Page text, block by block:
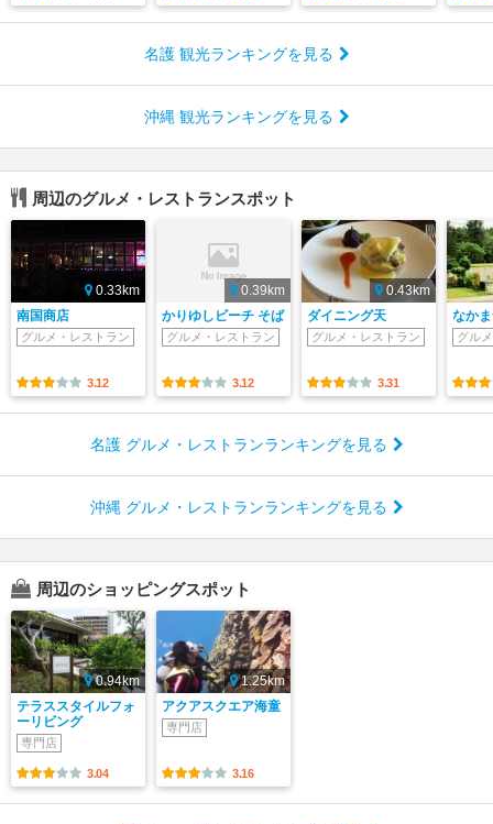
名護 観光ランキングを見る
沖縄 観光ランキングを見る
周辺のグルメ・レストランスポット
0.33km
南国商店
グルメ・レストラン
3.12
0.39km
かりゆしビーチ そば
グルメ・レストラン
3.12
0.43km
ダイニング天
グルメ・レストラン
3.31
なか
グル
名護 グルメ・レストランランキングを見る
沖縄 グルメ・レストランランキングを見る
周辺のショッピングスポット
0.94km
テラススタイルフォ
ーリビング
専門店
3.04
1.25km
アクアスクエア海童
専門店
3.16